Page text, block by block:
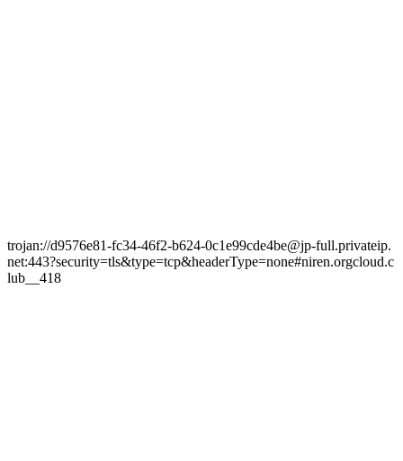
trojan://d9576e81-fc34-46f2-b624-0c1e99cde4be@jp-full.privateip.
net:443?security=tls&type=tcp&headerType=none#niren.orgcloud.c
lub__418